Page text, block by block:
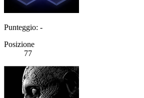
Punteggio: -
Posizione
77